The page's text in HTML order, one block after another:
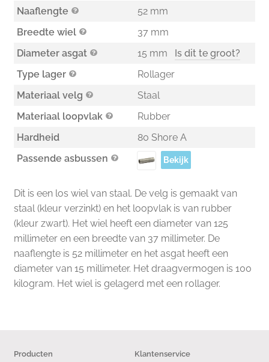
Dit is een los wiel van staal. De velg is gemaakt van
staal (kleur verzinkt) en het loopvlak is van rubber
(kleur zwart). Het wiel heeft een diameter van 125
millimeter en een breedte van 37 millimeter. De
naaflengte is 52 millimeter en het asgat heeft een
diameter van 15 millimeter. Het draagvermogen is 100
kilogram. Het wiel is gelagerd met een rollager.
Naaflengte
52 mm
Breedte wiel
37 mm
Diameter asgat
15 mm
Is dit te groot?
Type lager
Rollager
Materiaal velg
Staal
Materiaal loopvlak
Rubber
Hardheid
80 Shore A
Passende asbussen
Bekijk
Producten Klantenservice